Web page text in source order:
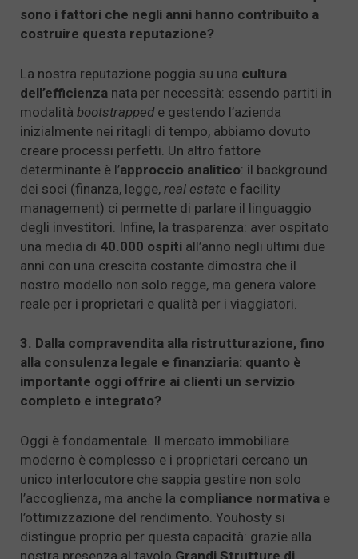
sono i fattori che negli anni hanno contribuito a
costruire questa reputazione?
La nostra reputazione poggia su una cultura
dell’efficienza nata per necessità: essendo partiti in
modalità bootstrappede gestendo l’azienda
inizialmente nei ritagli di tempo, abbiamo dovuto
creare processi perfetti. Un altro fattore
determinante è l’approccio analitico: il background
dei soci (finanza, legge, real estate e facility
management) ci permette di parlare il linguaggio
degli investitori. Infine, la trasparenza: aver ospitato
una media di 40.000 ospiti all’anno negli ultimi due
anni con una crescita costante dimostra che il
nostro modello non solo regge, ma genera valore
reale per i proprietari e qualità per i viaggiatori.
3. Dalla compravendita alla ristrutturazione, fino
alla consulenza legale e finanziaria: quanto è
importante oggi offrire ai clienti un servizio
completo e integrato?
Oggi è fondamentale. Il mercato immobiliare
moderno è complesso e i proprietari cercano un
unico interlocutore che sappia gestire non solo
l’accoglienza, ma anche la compliance normativa e
l’ottimizzazione del rendimento. Youhosty si
distingue proprio per questa capacità: grazie alla
nostra presenza al tavolo Grandi Strutture di